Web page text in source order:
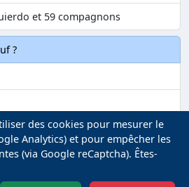
et 59 compagnons
?
des cookies pour mesurer le
Analytics) et pour empêcher les
(via Google reCaptcha). Êtes-